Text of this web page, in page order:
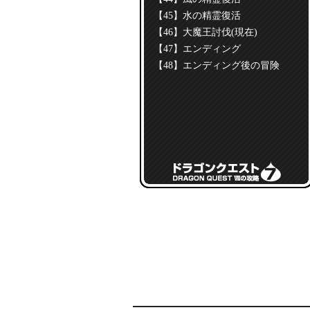
【45】水の精霊復活
【46】大魔王討伐(現在)
【47】エンディング
【48】エンディング後の冒険